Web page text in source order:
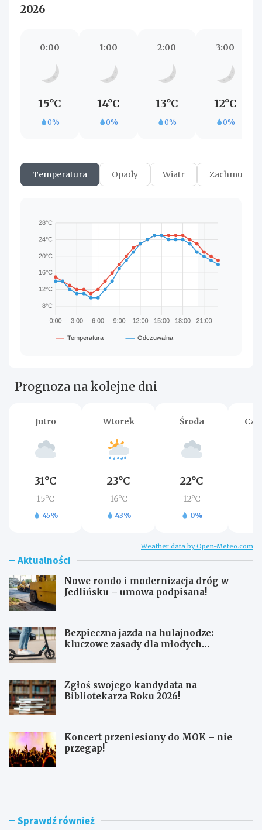
2026
0:00
15°C
0%
1:00
14°C
0%
2:00
13°C
0%
3:00
12°C
0%
Temperatura Opady Wiatr
Prognoza na kolejne dni
Jutro
31°C
15°C
45%
Wtorek
23°C
16°C
43%
Środa
22°C
12°C
0%
Weather data by Open-Meteo.com
Aktualności
Nowe rondo i modernizacja dróg w
Jedlińsku – umowa podpisana!
Bezpieczna jazda na hulajnodze:
kluczowe zasady dla młodych
Zgłoś swojego kandydata na
Bibliotekarza Roku 2026!
Koncert przeniesiony do MOK – nie
przegap!
N
o
B
e Sprawdź również